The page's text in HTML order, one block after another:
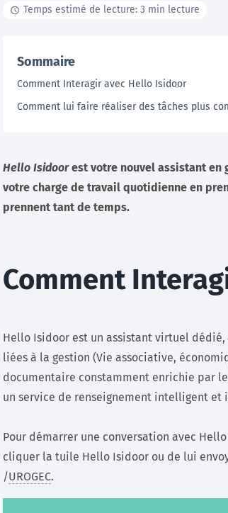
Tutoriels, ressources documentaires,
replay …
Temps estimé de lecture: 3 min lecture
Sommaire
Comment Interagir avec Hello Isidoor
Comment lui faire réaliser des tâches plus
Hello Isidoorest votre nouvel assistant en
votre charge de travail quotidienne en
prennent tant de temps.
Comment
Hello Isidoor est un assistant virtuel
liées à la gestion (Vie associative,
documentaire constamment enrichie par
un service de renseignement intelligent
Pour démarrer une conversation avec
cliquer la tuile Hello Isidoor ou de lui
/UROGEC.